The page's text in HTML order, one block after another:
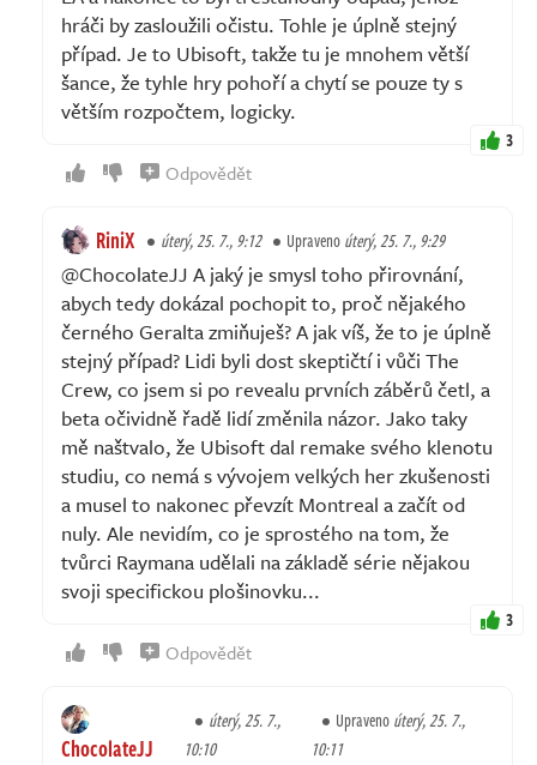
hráči by zasloužili očistu. Tohle je úplně stejný
případ. Je to Ubisoft, takže tu je mnohem větší
šance, že tyhle hry pohoří a chytí se pouze ty s
větším rozpočtem, logicky.
3
Odpovědět
RiniX úterý, 25. 7., 9:12 Upravenoúterý, 25. 7., 9:29
@ChocolateJJ A jaký je smysl toho přirovnání,
abych tedy dokázal pochopit to, proč nějakého
černého Geralta zmiňuješ? A jak víš, že to je úplně
stejný případ? Lidi byli dost skeptičtí i vůči The
Crew, co jsem si po revealu prvních záběrů četl, a
beta očividně řadě lidí změnila názor. Jako taky
mě naštvalo, že Ubisoft dal remake svého klenotu
studiu, co nemá s vývojem velkých her zkušenosti
a musel to nakonec převzít Montreal a začít od
nuly. Ale nevidím, co je sprostého na tom, že
tvůrci Raymana udělali na základě série nějakou
svoji specifickou plošinovku...
3
Odpovědět
ChocolateJJ
úterý, 25. 7.,
10:10
Upravenoúterý, 25. 7.,
10:11